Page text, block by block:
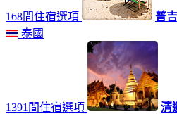
168間住宿選項
普
泰國
1391間住宿選項
清